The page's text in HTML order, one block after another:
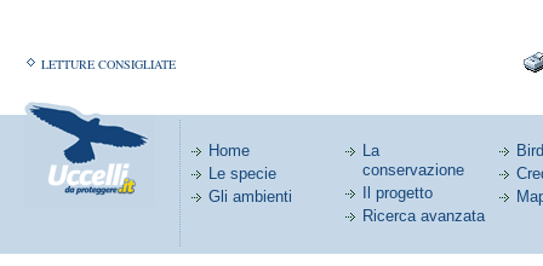
LETTURE CONSIGLIATE
Home
Le specie
Gli ambienti
La
conservazione
Il progetto
Ricerca avanzata